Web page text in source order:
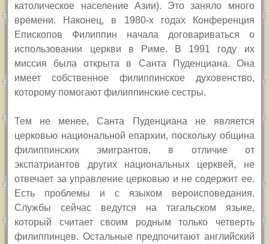
католическое население Азии). Это заняло много
времени. Наконец, в 1980-х годах Конференция
Епископов Филиппин начала договариваться о
использовании церкви в Риме. В 1991 году их
миссия была открыта в Санта Пуденциана. Она
имеет собственное филиппинское духовенство,
которому помогают филиппинские сестры.
Тем не менее, Санта Пуденциана не является
церковью национальной епархии, поскольку община
филиппинских эмигрантов, в отличие от
экспатриантов других национальных церквей, не
отвечает за управление церковью и не содержит ее.
Есть проблемы и с языком вероисповедания.
Службы сейчас ведутся на тагальском языке,
который считает своим родным только четверть
филиппинцев. Остальные предпочитают английский